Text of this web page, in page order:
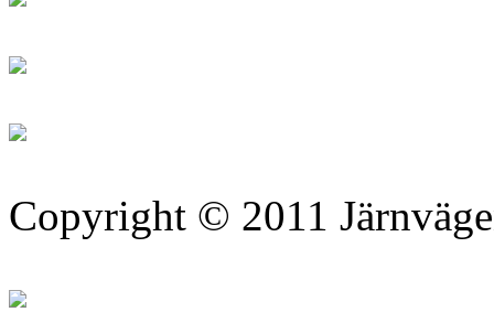
Copyright © 2011